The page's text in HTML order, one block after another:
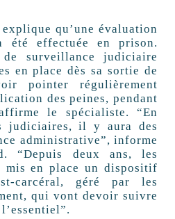
qu’une évaluation
été effectuée en prison.
surveillance judiciaire
en place dès sa sortie de
pointer régulièrement
des peines, pendant
le spécialiste. “En
judiciaires, il y aura des
administrative”, informe
“Depuis deux ans, les
mis en place un dispositif
carcéral, géré par les
qui vont devoir suivre